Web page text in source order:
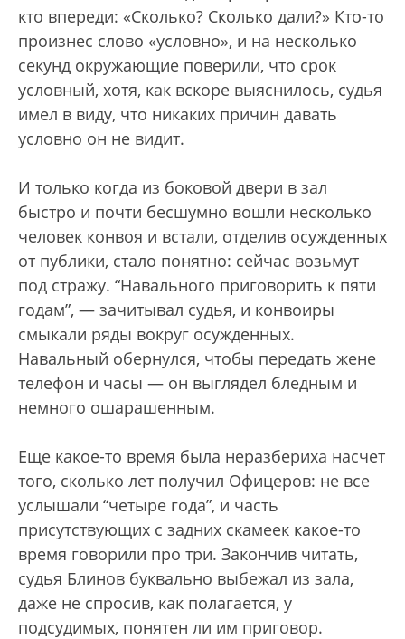
кто впереди: «Сколько? Сколько дали?» Кто-то
произнес слово «условно», и на несколько
секунд окружающие поверили, что срок
условный, хотя, как вскоре выяснилось, судья
имел в виду, что никаких причин давать
условно он не видит.
И только когда из боковой двери в зал
быстро и почти бесшумно вошли несколько
человек конвоя и встали, отделив осужденных
от публики, стало понятно: сейчас возьмут
под стражу. “Навального приговорить к пяти
годам”, — зачитывал судья, и конвоиры
смыкали ряды вокруг осужденных.
Навальный обернулся, чтобы передать жене
телефон и часы — он выглядел бледным и
немного ошарашенным.
Еще какое-то время была неразбериха насчет
того, сколько лет получил Офицеров: не все
услышали “четыре года”, и часть
присутствующих с задних скамеек какое-то
время говорили про три. Закончив читать,
судья Блинов буквально выбежал из зала,
даже не спросив, как полагается, у
подсудимых, понятен ли им приговор.